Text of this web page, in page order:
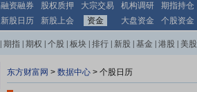
融资融券 股权质押 大宗交易 机构调研 期指持仓
新股日历 新股上会 资金 大盘资金 个股资金
期指 期权 个股 板块 排行 新股 基金 港股 美股
东方财富网 > 数据中心 > 个股日历